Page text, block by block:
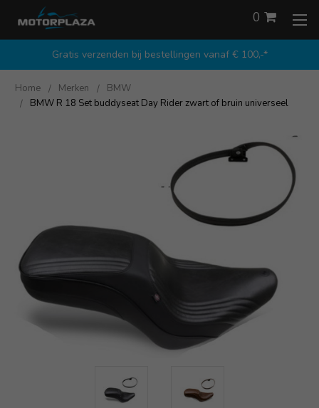
Gratis verzenden bij bestellingen vanaf € 100,-*
0
Home Merken
BMW
BMW R 18 Set buddyseat Day Rider zwart of bruin universeel